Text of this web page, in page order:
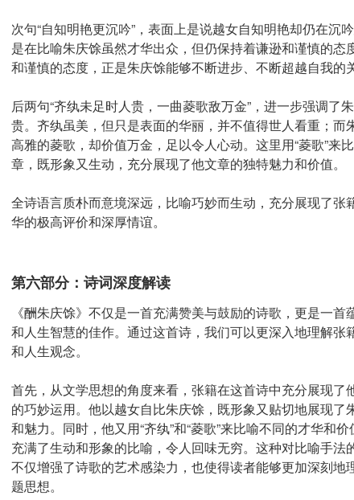
次句“自知明艳更沉吟”，表面上是说越女自知明艳却仍在沉
是在比喻朱庆馀虽然才华出众，但仍保持着谦逊和谨慎的态
和谨慎的态度，正是朱庆馀能够不断进步、不断超越自我的
后两句“齐纨未足时人贵，一曲菱歌敌万金”，进一步强调了
贵。齐纨虽美，但只是表面的华丽，并不值得世人看重；而
高雅的菱歌，却价值万金，足以令人心动。这里用“菱歌”来
章，既形象又生动，充分展现了他文章的独特魅力和价值。
全诗语言质朴而意境深远，比喻巧妙而生动，充分展现了张
华的极高评价和深厚情谊。
第六部分：诗词深度解读
《酬朱庆馀》不仅是一首充满赞美与鼓励的诗歌，更是一首
和人生智慧的佳作。通过这首诗，我们可以更深入地理解张
和人生观念。
首先，从文学思想的角度来看，张籍在这首诗中充分展现了
的巧妙运用。他以越女自比朱庆馀，既形象又贴切地展现了
和魅力。同时，他又用“齐纨”和“菱歌”来比喻不同的才华和
充满了生动和形象的比喻，令人回味无穷。这种对比喻手法
不仅增强了诗歌的艺术感染力，也使得读者能够更加深刻地
题思想。